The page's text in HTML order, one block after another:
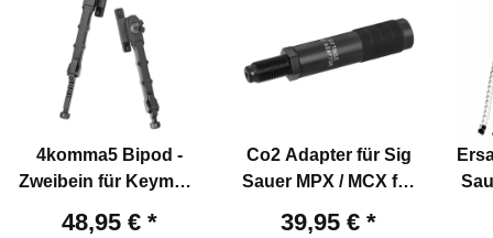
4komma5 Bipod -
Zweibein für Keymod-
48,95 € *
Co2 Adapter für Sig
Sauer MPX / MCX für
39,95 € *